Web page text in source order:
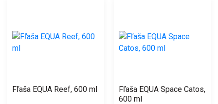
Fľaša EQUA Reef, 600 ml
Fľaša EQUA Space Catos,
600 ml